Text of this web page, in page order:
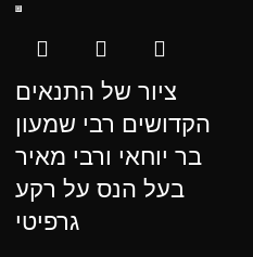
ציור של התנאים
הקדושים רבי שמעון
בר יוחאי ורבי מאיר
בעל הנס על רקע
גרפיטי